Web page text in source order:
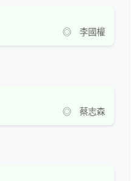
◎ 李國權
◎ 蔡志森